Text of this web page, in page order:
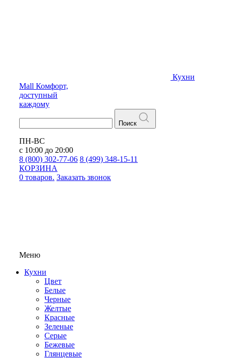
Кухни
Mall Комфорт,
доступный
каждому
Поиск
ПН-ВС
с 10:00 до 20:00
8 (800) 302-77-06 8 (499) 348-15-11
КОРЗИНА
0 товаров. Заказать звонок
Меню
Кухни
Цвет
Белые
Черные
Желтые
Красные
Зеленые
Серые
Бежевые
Глянцевые